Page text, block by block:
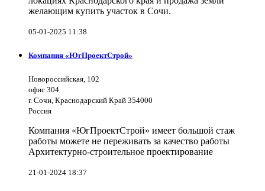
желающим купить участок в Сочи.
05-01-2025 11:38
Компания «ЮгПроектСтрой»
Новороссийская, 102
офис 304
г. Сочи, Краснодарский Край 354000
Россия
Компания «ЮгПроектСтрой» имеет большой стаж
работы можете не переживать за качество работы
Архитектурно-строительное проектирование
21-01-2024 18:37